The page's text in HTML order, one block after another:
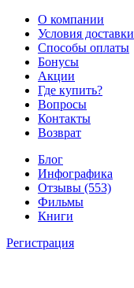
О компании
Условия доставки
Способы оплаты
Бонусы
Акции
Где купить?
Вопросы
Контакты
Возврат
Блог
Инфографика
Отзывы (553)
Фильмы
Книги
Регистрация